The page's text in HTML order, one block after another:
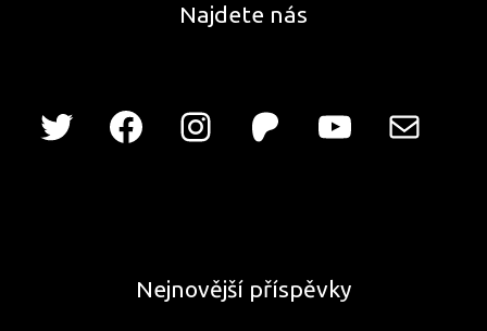
Najdete nás
Nejnovější příspěvky